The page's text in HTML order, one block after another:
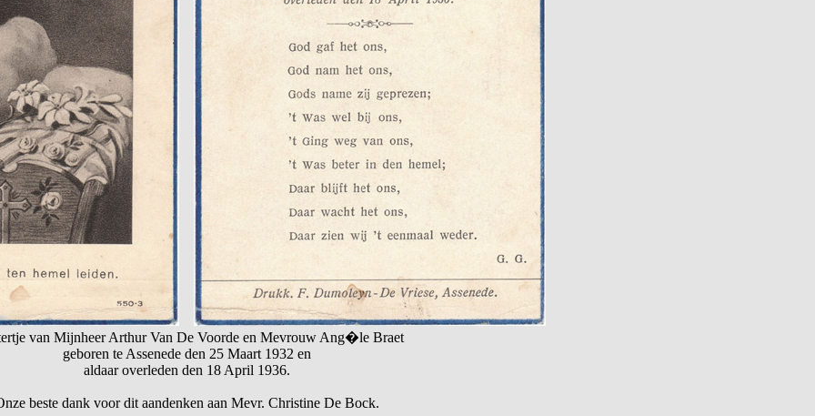
van Mijnheer Arthur Van De Voorde en Mevrouw Ang�le Braet
geboren te Assenede den 25 Maart 1932 en
aldaar overleden den 18 April 1936.
beste dank voor dit aandenken aan Mevr. Christine De Bock.